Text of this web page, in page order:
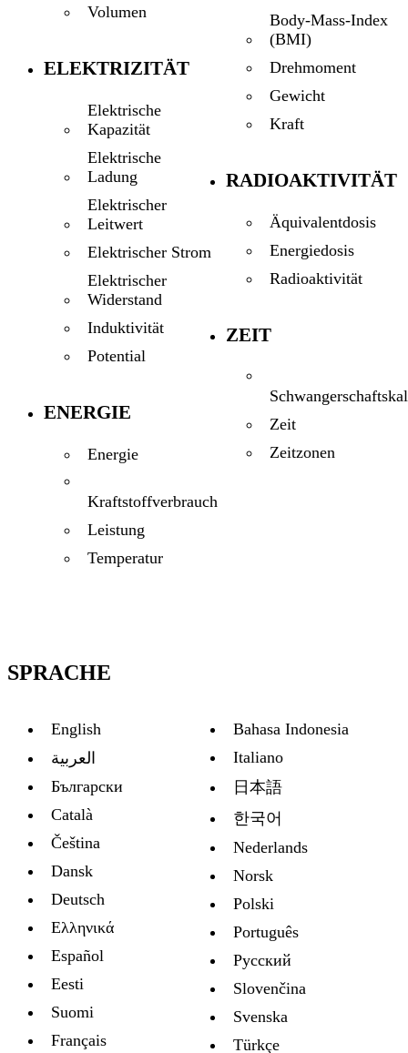
Volumen
ELEKTRIZITÄT
Elektrische
Kapazität
Elektrische
Ladung
Elektrischer
Leitwert
Elektrischer Strom
Elektrischer
Widerstand
Induktivität
Potential
ENERGIE
Energie
Kraftstoffverbrauch
Leistung
Temperatur
Body-Mass-Index
(BMI)
Drehmoment
Gewicht
Kraft
RADIOAKTIVITÄT
Äquivalentdosis
Energiedosis
Radioaktivität
ZEIT
Zeit
Zeitzonen
SPRACHE
English
العربية
Български
Català
Čeština
Dansk
Deutsch
Ελληνικά
Español
Eesti
Suomi
Français
Bahasa Indonesia
Italiano
日本語
한국어
Nederlands
Norsk
Polski
Português
Русский
Slovenčina
Svenska
Türkçe